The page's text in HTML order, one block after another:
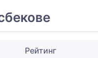
Рейтинг